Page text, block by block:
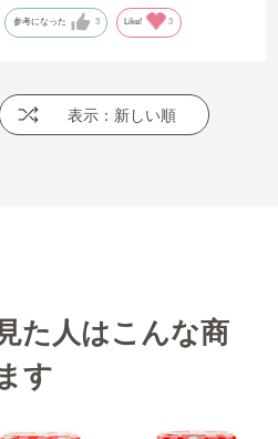
参考になった 3 Like! 3
表示：新しい順
た人はこんな商
す